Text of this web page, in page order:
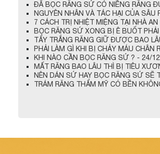
ĐÃ BỌC RĂNG SỨ CÓ NIỀNG RĂNG
NGUYÊN NHÂN VÀ TÁC HẠI CỦA
7 CÁCH TRỊ NHIỆT MIỆNG TẠI NHÀ
BỌC RĂNG SỨ XONG BỊ Ê BUỐT
TẨY TRẮNG RĂNG GIỮ ĐƯỢC BAO
PHẢI LÀM GÌ KHI BỊ CHẢY MÁU CHÂN
KHI NÀO CẦN BỌC RĂNG SỨ ? - 24/
MẤT RĂNG BAO LÂU THÌ BỊ TIÊU
NÊN DÁN SỨ HAY BỌC RĂNG SỨ SẼ
TRÁM RĂNG THẨM MỸ CÓ BỀN